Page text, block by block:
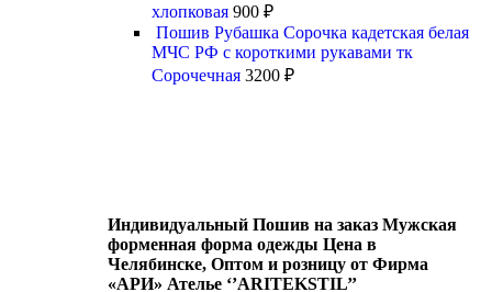
хлопковая 900 ₽
Пошив Рубашка Сорочка кадетская белая
МЧС РФ с короткими рукавами тк
Сорочечная 3200 ₽
Индивидуальный Пошив на заказ Мужская
форменная форма одежды Цена в
Челябинске, Оптом и розницу от Фирма
«АРИ» Ателье ‘’ARITEKSTIL’’